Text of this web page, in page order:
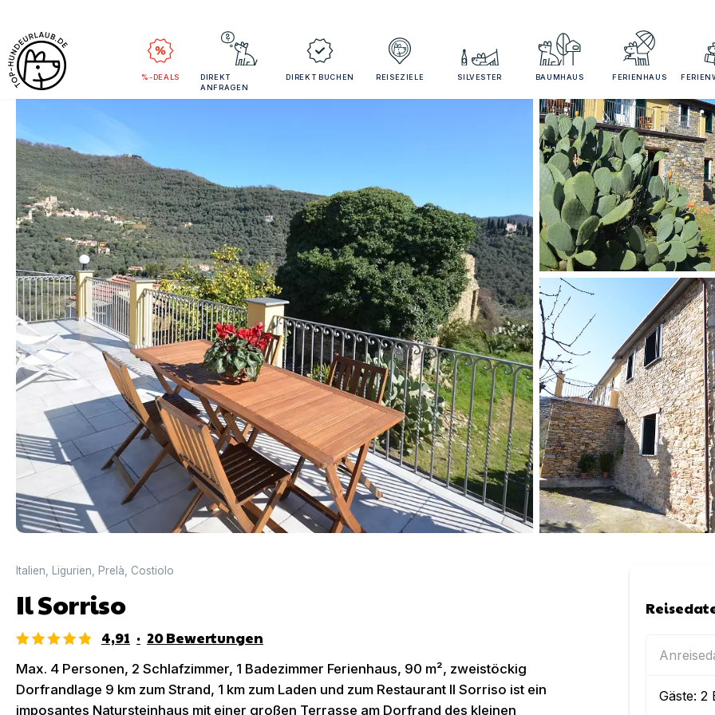
%-DEALS
DIREKT
ANFRAGEN
DIREKT BUCHEN REISEZIELE SILVESTER BAUMHAUS FERIENHAUS
Italien Ligurien Prelà Costiolo
Il Sorriso
4,91 · 20Bewertungen
Max. 4 Personen, 2 Schlafzimmer, 1 Badezimmer Ferienhaus, 90 m², zweistöckig
Dorfrandlage 9 km zum Strand, 1 km zum Laden und zum Restaurant Il Sorriso ist ein
imposantes Natursteinhaus mit einer großen Terrasse am Dorfrand des kleinen
Gäste:2